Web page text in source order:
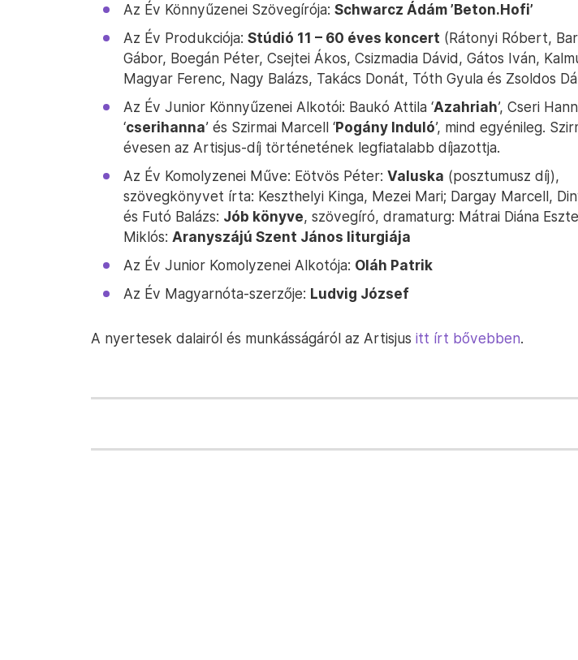
Az Év Könnyűzenei Szövegírója: Schwarcz Ádám ’Beton.Hofi’
Az Év Produkciója: Stúdió 11 – 60 éves koncert (Rátonyi Róbert,
Gábor, Boegán Péter, Csejtei Ákos, Csizmadia Dávid, Gátos Iván,
Magyar Ferenc, Nagy Balázs, Takács Donát, Tóth Gyula és Zsoldos
Az Év Junior Könnyűzenei Alkotói: Baukó Attila ‘Azahriah’, Cseri
‘cserihanna’ és Szirmai Marcell ‘Pogány Induló’, mind egyénileg.
évesen az Artisjus-díj történetének legfiatalabb díjazottja.
Az Év Komolyzenei Műve: Eötvös Péter: Valuska (posztumusz díj),
szövegkönyvet írta: Keszthelyi Kinga, Mezei Mari; Dargay Marcell,
és Futó Balázs: Jób könyve, szövegíró, dramaturg: Mátrai Diána
Miklós: Aranyszájú Szent János liturgiája
Az Év Junior Komolyzenei Alkotója: Oláh Patrik
Az Év Magyarnóta-szerzője: Ludvig József
A nyertesek dalairól és munkásságáról az Artisjus itt írt bővebben.